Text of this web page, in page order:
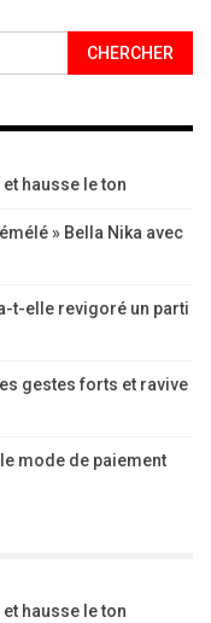
hausse le ton
» Bella Nika avec
t-elle revigoré un parti
gestes forts et ravive
mode de paiement
hausse le ton